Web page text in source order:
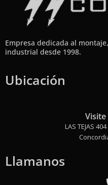
Empresa dedicada al
industrial desde 1998.
Ubicación
LAS TEJAS
Llamanos